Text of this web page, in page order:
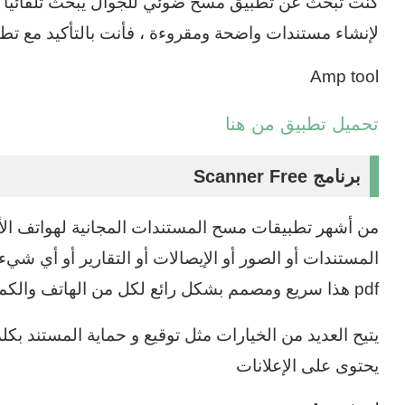
لإنشاء مستندات واضحة ومقروءة ، فأنت بالتأكيد مع
Amp tool
تحميل تطبيق من هنا
برنامج Scanner Free
من أشهر تطبيقات مسح المستندات المجانية لهواتف
المستندات أو الصور أو الإيصالات أو التقارير أو أي
pdf هذا سريع ومصمم بشكل رائع لكل من الهاتف والكمبيوتر اللوحي.
يتيح العديد من الخيارات مثل توقيع و حماية المستند
يحتوى على الإعلانات